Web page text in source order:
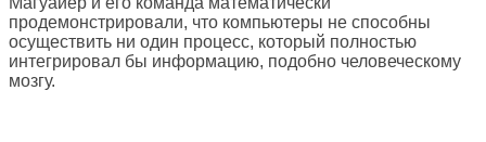
продемонстрировали, что компьютеры не способны
осуществить ни один процесс, который полностью
интегрировал бы информацию, подобно человеческому
мозгу.